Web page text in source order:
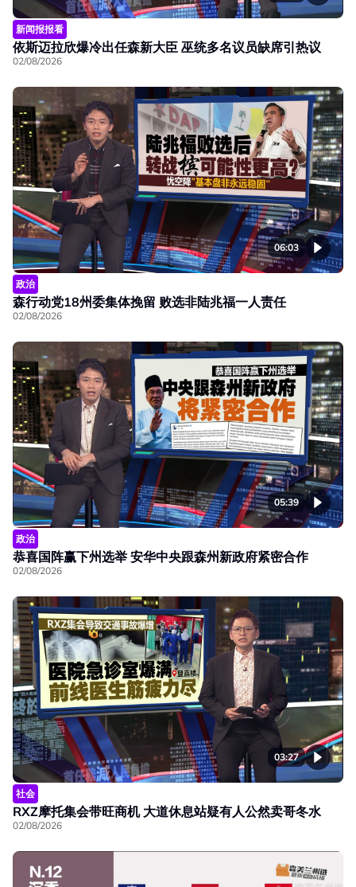
新闻报报看
依斯迈拉欣爆冷出任森新大臣 巫统多名议员缺席引热议
02/08/2026
06:03
政治
森行动党18州委集体挽留 败选非陆兆福一人责任
02/08/2026
05:39
政治
恭喜国阵赢下州选举 安华中央跟森州新政府紧密合作
02/08/2026
03:27
社会
RXZ摩托集会带旺商机 大道休息站疑有人公然卖哥冬水
02/08/2026